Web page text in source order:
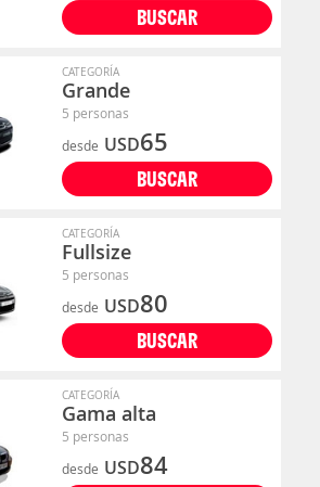
BUSCAR
CATEGORÍA
Grande
5 personas
desde USD65
BUSCAR
CATEGORÍA
Fullsize
5 personas
desde USD80
BUSCAR
CATEGORÍA
Gama alta
5 personas
desde USD84